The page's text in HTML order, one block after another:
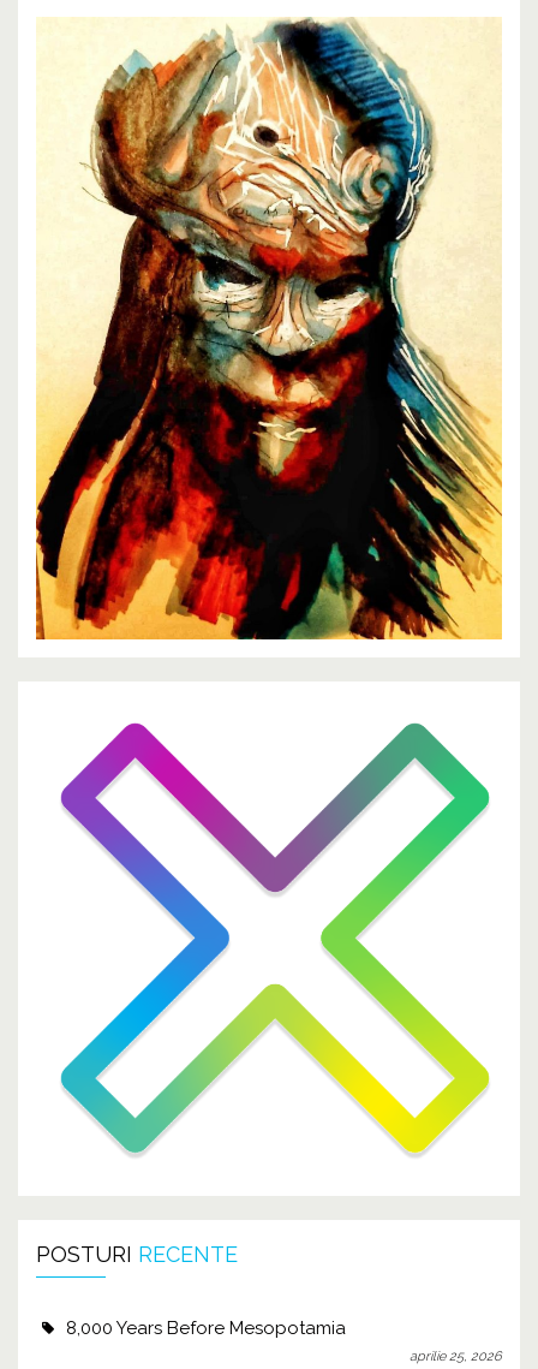
POSTURI RECENTE
8,000 Years Before Mesopotamia
aprilie 25, 2026